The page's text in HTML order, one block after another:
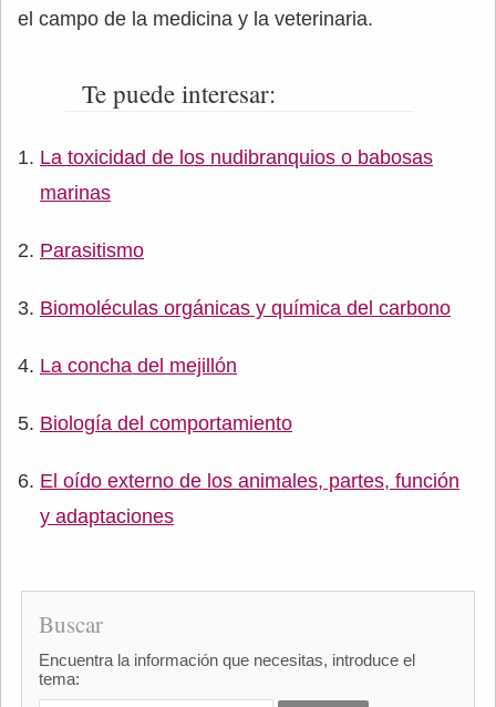
el campo de la medicina y la veterinaria.
Te puede interesar:
La toxicidad de los nudibranquios o babosas
marinas
Parasitismo
Biomoléculas orgánicas y química del carbono
La concha del mejillón
Biología del comportamiento
El oído externo de los animales, partes, función
y adaptaciones
Buscar
Encuentra la información que necesitas, introduce el
tema: